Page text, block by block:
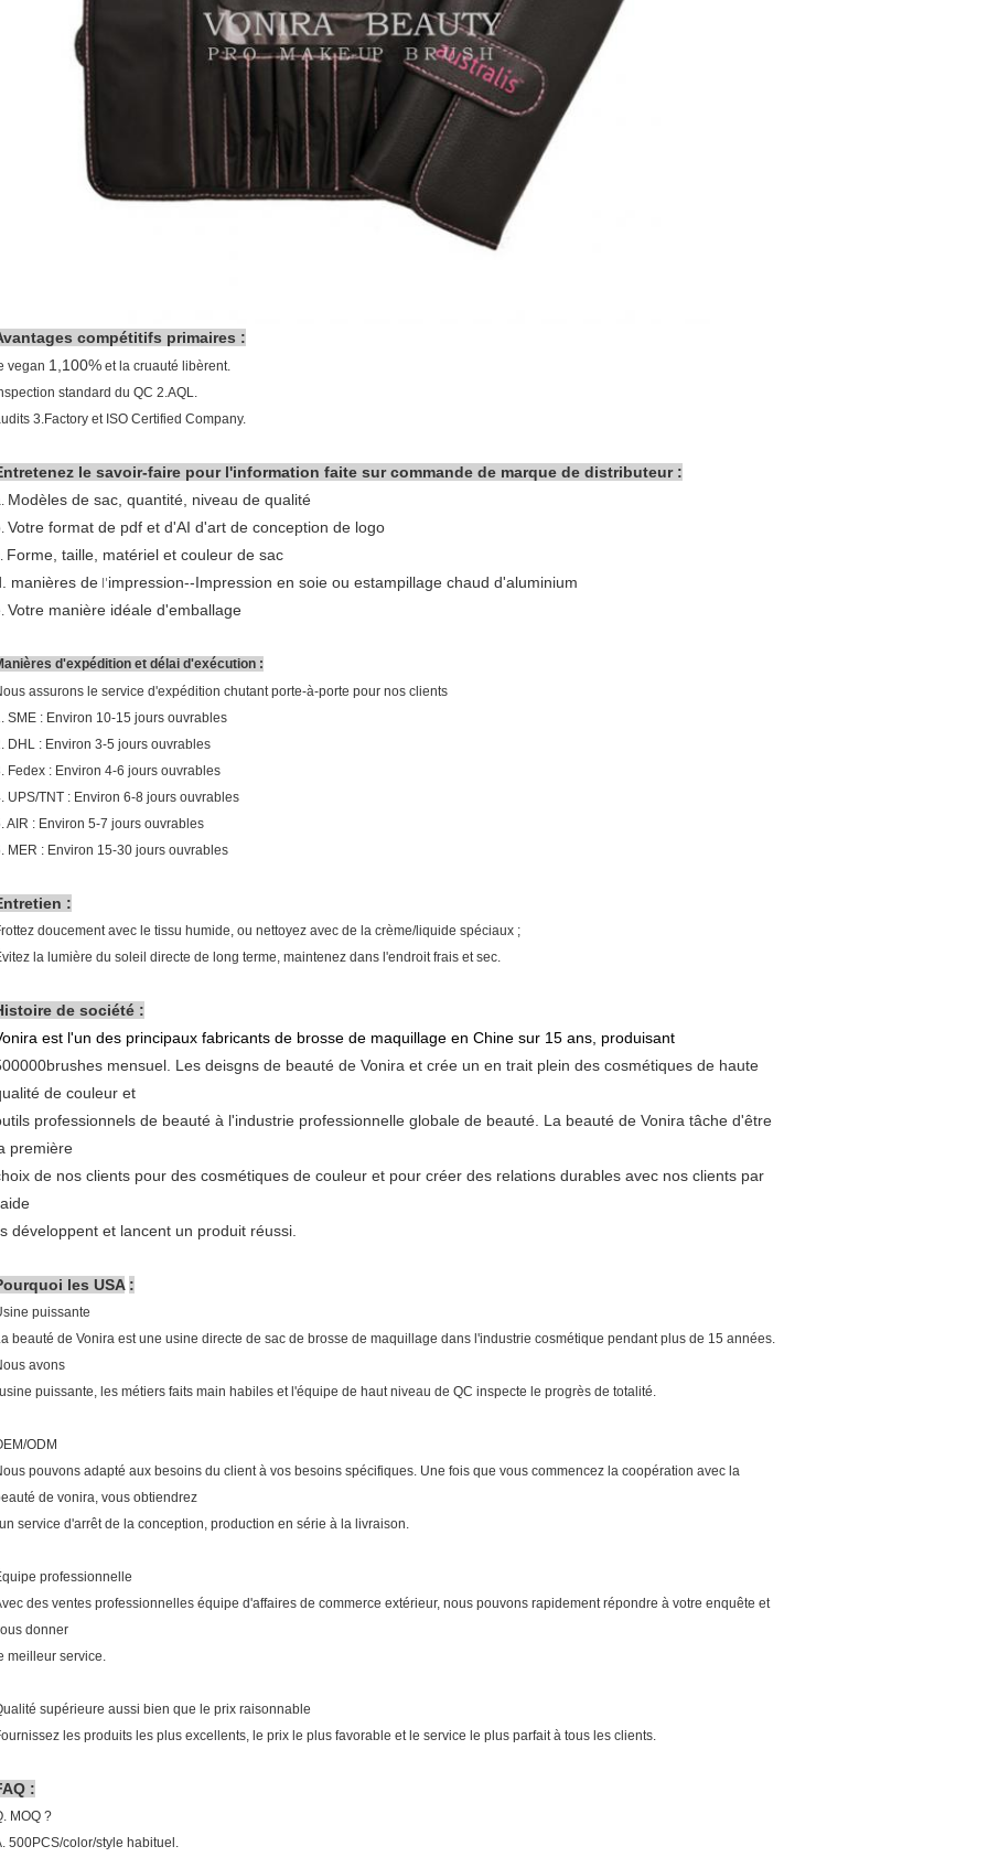
compétitifs primaires :
vegan 1,100% et la cruauté libèrent.
standard du QC 2.AQL.
3.Factory et ISO Certified Company.
le savoir-faire pour l'information faite sur commande de marque de distributeur :
Modèles de sac, quantité, niveau de qualité
Votre format de pdf et d'AI d'art de conception de logo
Forme, taille, matériel et couleur de sac
manières de l'impression--Impression en soie ou estampillage chaud d'aluminium
Votre manière idéale d'emballage
d'expédition et délai d'exécution :
assurons le service d'expédition chutant porte-à-porte pour nos clients
SME : Environ 10-15 jours ouvrables
DHL : Environ 3-5 jours ouvrables
Fedex : Environ 4-6 jours ouvrables
UPS/TNT : Environ 6-8 jours ouvrables
AIR : Environ 5-7 jours ouvrables
MER : Environ 15-30 jours ouvrables
:
doucement avec le tissu humide, ou nettoyez avec de la crème/liquide spéciaux ;
la lumière du soleil directe de long terme, maintenez dans l'endroit frais et sec.
de société :
est l'un des principaux fabricants de brosse de maquillage en Chine sur 15 ans, produisant
mensuel. Les deisgns de beauté de Vonira et crée un en trait plein des cosmétiques de haute
de couleur et
professionnels de beauté à l'industrie professionnelle globale de beauté. La beauté de Vonira tâche d'être
première
de nos clients pour des cosmétiques de couleur et pour créer des relations durables avec nos clients par
développent et lancent un produit réussi.
les USA :
puissante
beauté de Vonira est une usine directe de sac de brosse de maquillage dans l'industrie cosmétique pendant plus de 15 années.
avons
puissante, les métiers faits main habiles et l'équipe de haut niveau de QC inspecte le progrès de totalité.
ODM
pouvons adapté aux besoins du client à vos besoins spécifiques. Une fois que vous commencez la coopération avec la
de vonira, vous obtiendrez
service d'arrêt de la conception, production en série à la livraison.
professionnelle
des ventes professionnelles équipe d'affaires de commerce extérieur, nous pouvons rapidement répondre à votre enquête et
donner
meilleur service.
supérieure aussi bien que le prix raisonnable
les produits les plus excellents, le prix le plus favorable et le service le plus parfait à tous les clients.
:
MOQ ?
500PCS/color/style habituel.